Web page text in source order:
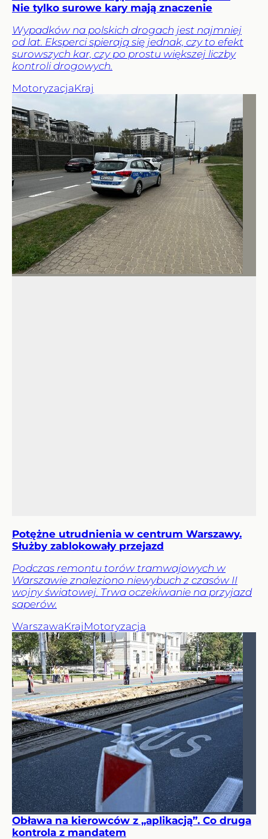
Nie tylko surowe kary mają znaczenie
Wypadków na polskich drogach jest najmniej
od lat. Eksperci spierają się jednak, czy to efekt
surowszych kar, czy po prostu większej liczby
kontroli drogowych.
MotoryzacjaKraj
Potężne utrudnienia w centrum Warszawy.
Służby zablokowały przejazd
Podczas remontu torów tramwajowych w
Warszawie znaleziono niewybuch z czasów II
wojny światowej. Trwa oczekiwanie na przyjazd
saperów.
WarszawaKraj Motoryzacja
Obława na kierowców z „aplikacją”. Co druga
kontrola z mandatem